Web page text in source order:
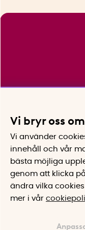
Vi bryr oss
Vi använder
innehåll och vår
bästa möjliga
genom att klicka
ändra vilka cookies
mer i vår